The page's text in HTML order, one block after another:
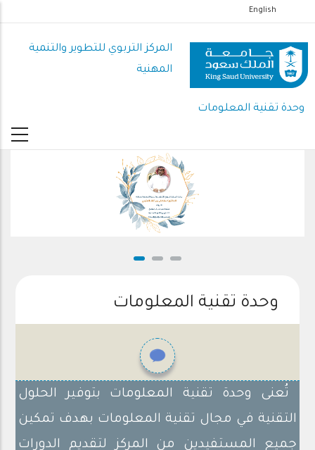
إلى
المحتوى
الرئيسي
English
المركز التربوي للتطوير والتنمية
المهنية
وحدة تقنية المعلومات
تهنئة د/سلطان العتيبي بتكليفه مشرفًا على المركز التربوي للتطوير والتنمية المهنية
وحدة تقنية المعلومات
تُعنى وحدة تقنية المعلومات بتوفير الحلول
التقنية في مجال تقنية المعلومات بهدف تمكين
جميع المستفيدين من المركز لتقديم الدورات